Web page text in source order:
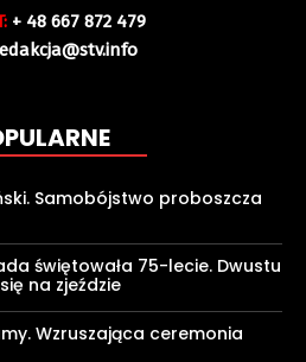
+ 48 667 872 479
Samobójstwo proboszcza
świętowała 75-lecie. Dwustu
na zjeździe
Wzruszająca ceremonia